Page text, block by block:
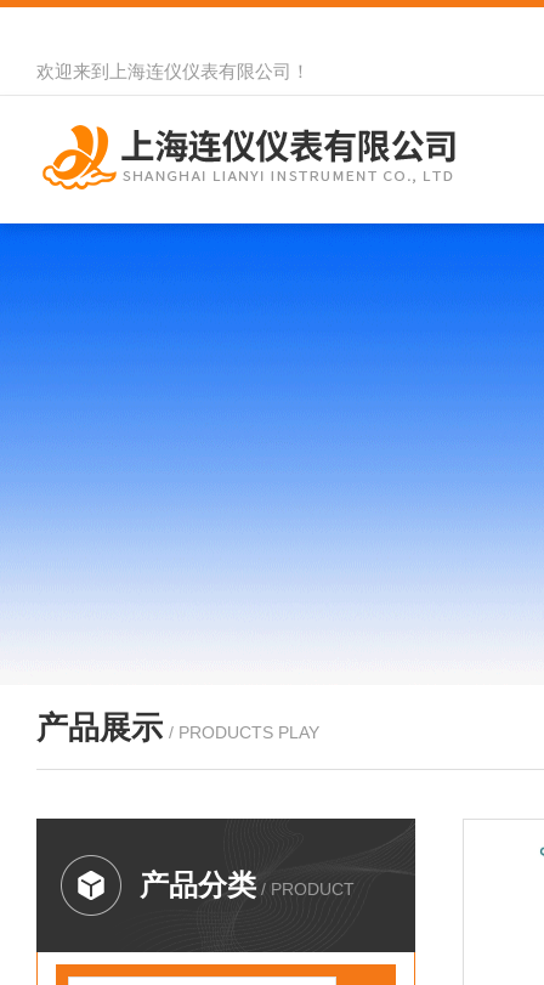
欢迎来到 上海连仪仪表有限公司 ！
产品展示 / PRODUCTS PLAY
产品分类 / PRODUCT